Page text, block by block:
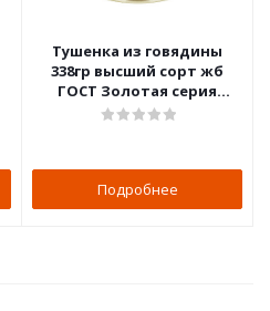
Тушенка из говядины
338гр высший сорт жб
ГОСТ Золотая серия
Любимый дом
Подробнее